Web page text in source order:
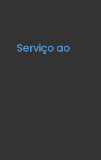
Serviço ao